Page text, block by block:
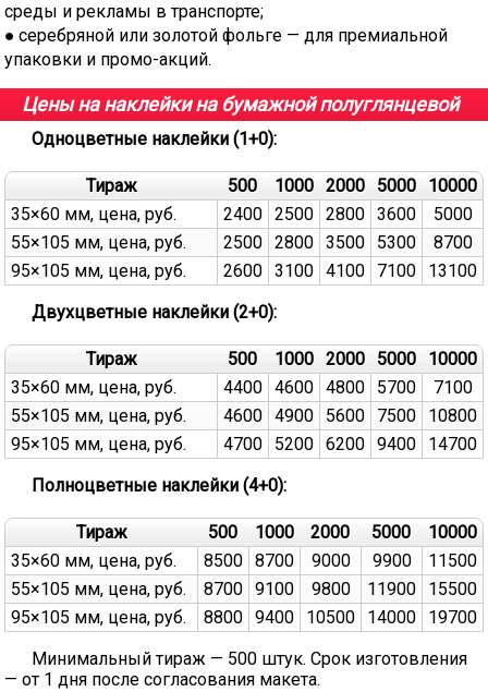
среды и рекламы в транспорте;
серебряной или золотой фольге — для премиальной
упаковки и промо-акций.
Цены на наклейки на бумажной полуглянцевой
основе
Одноцветные наклейки (1+0):
Тираж 500 1000 2000 5000
10000
35×60 мм, цена, руб.
2400 2500 2800 3600
5000
55×105 мм, цена, руб.
2500 2800 3500 5300
8700
95×105 мм, цена, руб.
2600 3100 4100 7100
13100
Двухцветные наклейки (2+0):
Тираж 500 1000 2000 5000
10000
35×60 мм, цена, руб.
4400 4600 4800 5700
7100
55×105 мм, цена, руб.
4600 4900 5600 7500
10800
95×105 мм, цена, руб.
4700 5200 6200 9400
14700
Полноцветные наклейки (4+0):
Тираж 500 1000 2000 5000
10000
35×60 мм, цена, руб.
8500 8700 9000 9900
11500
55×105 мм, цена, руб.
8700 9100 9800 11900
15500
95×105 мм, цена, руб.
8800 9400 10500 14000
19700
Минимальный тираж — 500 штук. Срок изготовления
— от 1 дня после согласования макета.